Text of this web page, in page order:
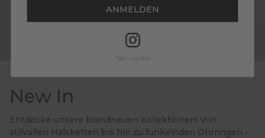
New In
Entdecke unsere brandneuen Kollektionen! Von
stilvollen Halsketten bis hin zu funkelnden Ohrringen –
ANMELDEN
Nein danke